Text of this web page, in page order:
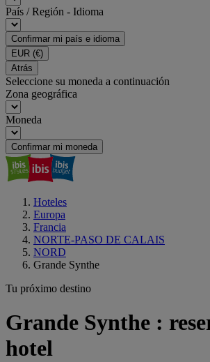
País / Región - Idioma
Confirmar mi país e idioma
EUR (€)
Atrás
Seleccione su moneda a continuación
Zona geográfica
Moneda
Confirmar mi moneda
Hoteles
Europa
Francia
NORTE-PASO DE CALAIS
NORD
Grande Synthe
Tu próximo destino
Grande Synthe :
hotel